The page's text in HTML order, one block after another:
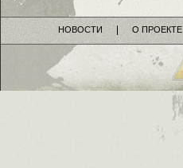
НОВОСТИ О ПРОЕКТЕ